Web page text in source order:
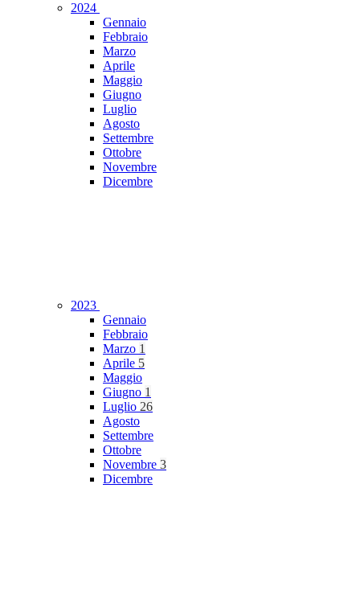
2024
Gennaio
Febbraio
Marzo
Aprile
Maggio
Giugno
Luglio
Agosto
Settembre
Ottobre
Novembre
Dicembre
2023
Gennaio
Febbraio
Marzo 1
Aprile 5
Maggio
Giugno 1
Luglio 26
Agosto
Settembre
Ottobre
Novembre 3
Dicembre